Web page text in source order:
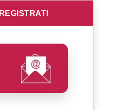
REGISTRATI